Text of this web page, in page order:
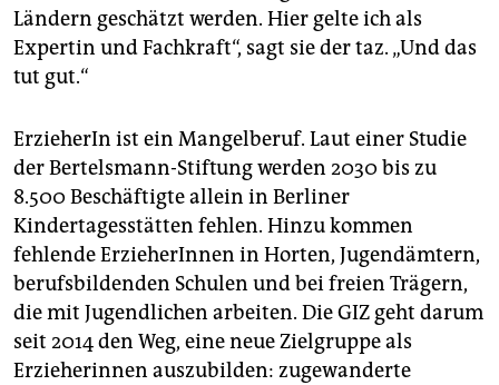
Ländern geschätzt werden. Hier gelte ich als
Expertin und Fachkraft“, sagt sie der taz. „Und das
tut gut.“
ErzieherIn ist ein Mangelberuf. Laut einer Studie
der Bertelsmann-Stiftung werden 2030 bis zu
8.500 Beschäftigte allein in Berliner
Kindertagesstätten fehlen. Hinzu kommen
fehlende ErzieherInnen in Horten, Jugendämtern,
berufsbildenden Schulen und bei freien Trägern,
die mit Jugendlichen arbeiten. Die GIZ geht darum
seit 2014 den Weg, eine neue Zielgruppe als
Erzieherinnen auszubilden: zugewanderte